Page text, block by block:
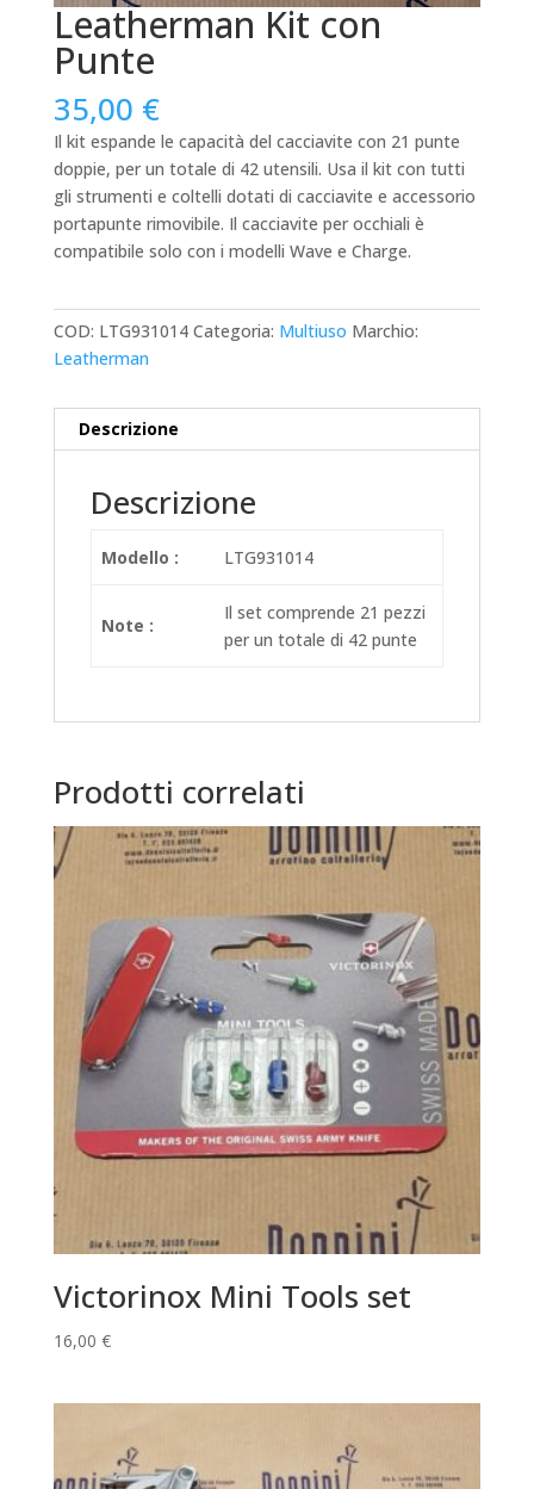
Leatherman Kit con
Punte
35,00 €
Il kit espande le capacità del cacciavite con 21 punte
doppie, per un totale di 42 utensili. Usa il kit con tutti
gli strumenti e coltelli dotati di cacciavite e accessorio
portapunte rimovibile. Il cacciavite per occhiali è
compatibile solo con i modelli Wave e Charge.
COD: LTG931014 Categoria: Multiuso Marchio:
Leatherman
Descrizione
Descrizione
Modello : LTG931014
Note :
Il set comprende 21 pezzi
per un totale di 42 punte
Prodotti correlati
Victorinox Mini Tools set
16,00 €